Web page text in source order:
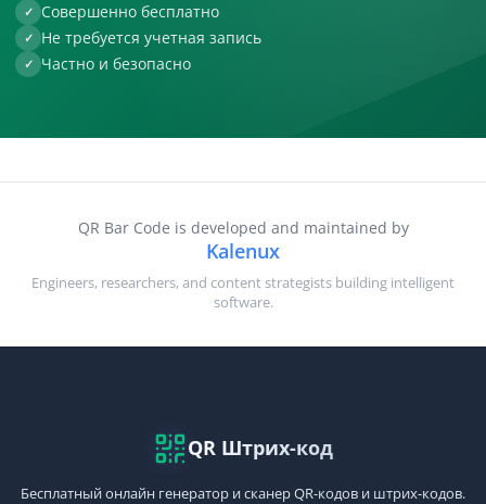
✓ Совершенно бесплатно
✓ Не требуется учетная запись
✓ Частно и безопасно
QR Bar Code is developed and maintained by
Kalenux
Engineers, researchers, and content strategists building intelligent
software.
QR Штрих-код
Бесплатный онлайн генератор и сканер QR-кодов и штрих-кодов.